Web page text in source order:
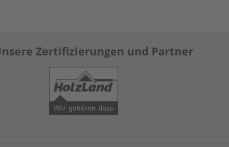
Zertifizierungen und Partner